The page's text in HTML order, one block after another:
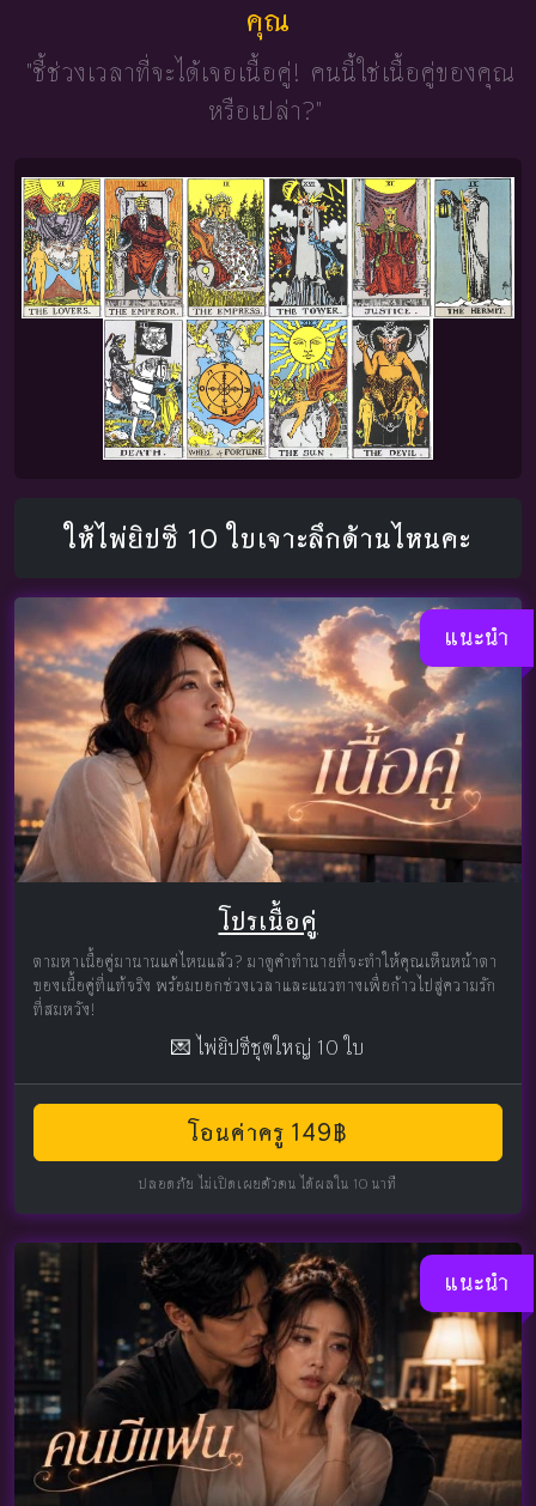
คุณ
"ชี้ช่วงเวลาที่จะได้เจอเนื้อคู่! คนนี้ใช่เนื้อคู่ของคุณ
หรือเปล่า?"
ให้ไพ่ยิปซี 10 ใบเจาะลึกด้านไหนคะ
แนะนำ
โปรเนื้อคู่
ตามหาเนื้อคู่มานานแค่ไหนแล้ว? มาดูคำทำนายที่จะทำให้คุณเห็นหน้าตา
ของเนื้อคู่ที่แท้จริง พร้อมบอกช่วงเวลาและแนวทางเพื่อก้าวไปสู่ความรัก
ที่สมหวัง!
💌 ไพ่ยิปซีชุดใหญ่ 10 ใบ
โอนค่าครู 149฿
ปลอดภัย ไม่เปิดเผยตัวตน ได้ผลใน 10 นาที
แนะนำ